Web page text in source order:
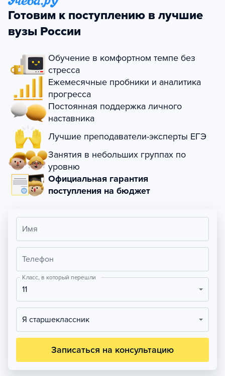
Готовим к поступлению в лучшие
вузы России
Обучение в комфортном темпе без
стресса
Ежемесячные пробники и аналитика
прогресса
Постоянная поддержка личного
наставника
Лучшие преподаватели-эксперты ЕГЭ
Занятия в небольших группах по
уровню
Официальная гарантия
поступления на бюджет
Имя
Телефон
Класс, в который перешли
11
Я старшеклассник
Записаться на консультацию